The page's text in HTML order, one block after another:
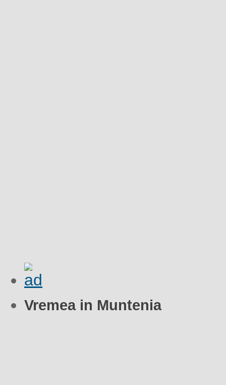
Vremea in Muntenia